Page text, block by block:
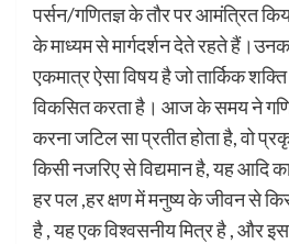
पर्सन/गणितज्ञ के तौर पर आमंत्रित
के माध्यम से मार्गदर्शन देते रहते
एकमात्र ऐसा विषय है जो तार्किक
विकसित करता है। आज के समय ने
करना जटिल सा प्रतीत होता है, वो
किसी नजरिए से विद्यमान है, यह आदि
हर पल ,हर क्षण में मनुष्य के जीवन से
है , यह एक विश्वसनीय मित्र है , और